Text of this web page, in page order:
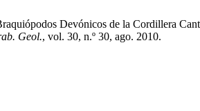
Devónicos de la Cordillera
Geol., vol. 30, n.º 30, ago. 2010.